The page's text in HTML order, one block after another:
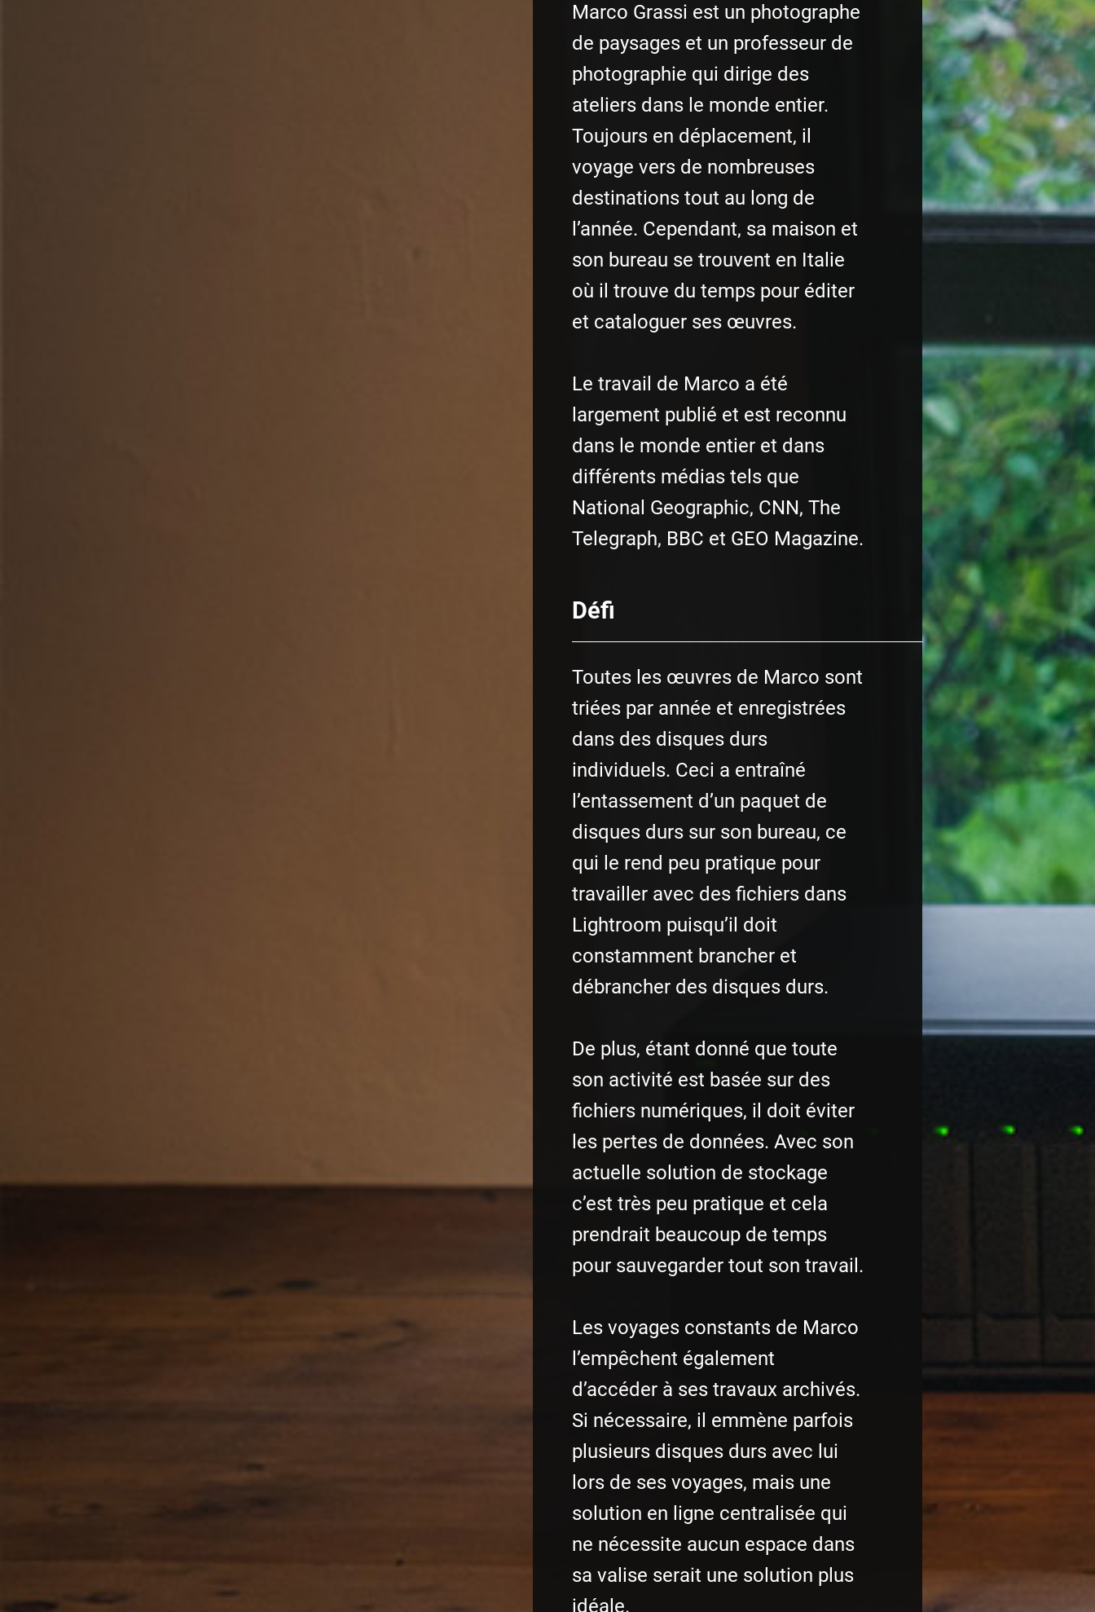
Marco Grassi est un photographe
de paysages et un professeur de
photographie qui dirige des
ateliers dans le monde entier.
Toujours en déplacement, il
voyage vers de nombreuses
destinations tout au long de
l’année. Cependant, sa maison et
son bureau se trouvent en Italie
où il trouve du temps pour éditer
et cataloguer ses œuvres.
Le travail de Marco a été
largement publié et est reconnu
dans le monde entier et dans
différents médias tels que
National Geographic, CNN, The
Telegraph, BBC et GEO Magazine.
Défi
Toutes les œuvres de Marco sont
triées par année et enregistrées
dans des disques durs
individuels. Ceci a entraîné
l’entassement d’un paquet de
disques durs sur son bureau, ce
qui le rend peu pratique pour
travailler avec des fichiers dans
Lightroom puisqu’il doit
constamment brancher et
débrancher des disques durs.
De plus, étant donné que toute
son activité est basée sur des
fichiers numériques, il doit éviter
les pertes de données. Avec son
actuelle solution de stockage
c’est très peu pratique et cela
prendrait beaucoup de temps
pour sauvegarder tout son travail.
Les voyages constants de Marco
l’empêchent également
d’accéder à ses travaux archivés.
Si nécessaire, il emmène parfois
plusieurs disques durs avec lui
lors de ses voyages, mais une
solution en ligne centralisée qui
ne nécessite aucun espace dans
sa valise serait une solution plus
idéale.